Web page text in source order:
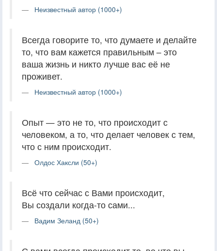
Неизвестный автор (1000+)
Всегда говорите то, что думаете и делайте
то, что вам кажется правильным – это
ваша жизнь и никто лучше вас её не
проживет.
Неизвестный автор (1000+)
Опыт — это не то, что происходит с
человеком, а то, что делает человек с тем,
что с ним происходит.
Олдос Хаксли (50+)
Всё что сейчас с Вами происходит,
Вы создали когда-то сами...
Вадим Зеланд (50+)